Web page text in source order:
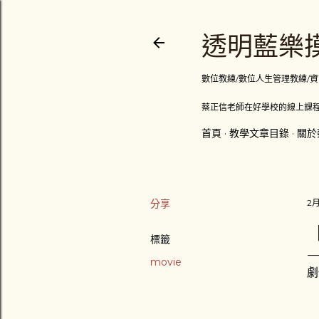
透明藍樂
數位教練/數位人生管理教練/
蔡正信老師在好學校的線上課
首頁 教學文章目錄 關
分享
標籤
movie
2